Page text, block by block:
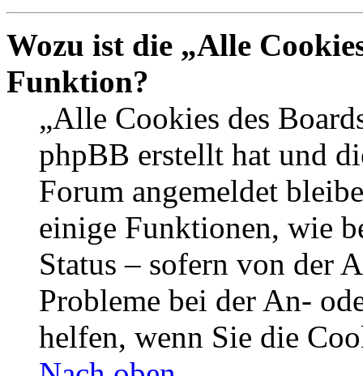
Wozu ist die „Alle
Funktion?
„Alle Cookies des
phpBB erstellt hat und
Forum angemeldet
einige Funktionen, wie
Status – sofern von der
Probleme bei der An-
helfen, wenn Sie die